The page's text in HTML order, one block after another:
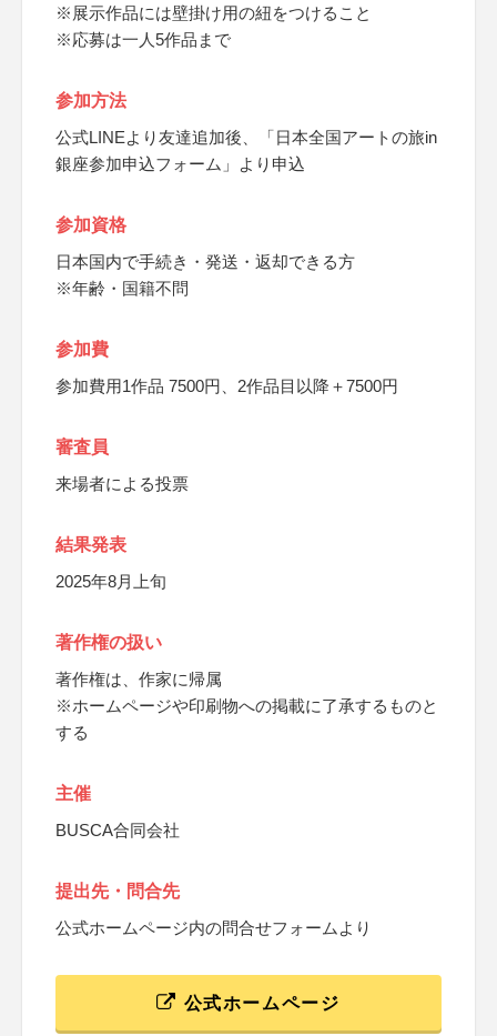
※展示作品には壁掛け用の紐をつけること
※応募は一人5作品まで
参加方法
公式LINEより友達追加後、「日本全国アートの旅in
銀座参加申込フォーム」より申込
参加資格
日本国内で手続き・発送・返却できる方
※年齢・国籍不問
参加費
参加費用1作品 7500円、2作品目以降＋7500円
審査員
来場者による投票
結果発表
2025年8月上旬
著作権の扱い
著作権は、作家に帰属
※ホームページや印刷物への掲載に了承するものと
する
主催
BUSCA合同会社
提出先・問合先
公式ホームページ内の問合せフォームより
公式ホームページ